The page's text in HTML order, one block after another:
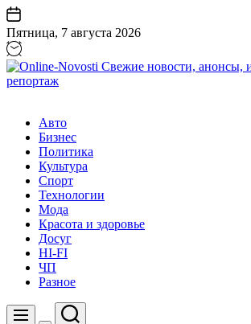
Перейти
к
содержанию
Пятница, 7 августа 2026
Свежие
новости,
анонсы,
интервью,
репортаж
Авто
Бизнес
Политика
Культура
Спорт
Технологии
Мода
Красота и здоровье
Досуг
HI-FI
ЧП
Разное
Меню
Поиск